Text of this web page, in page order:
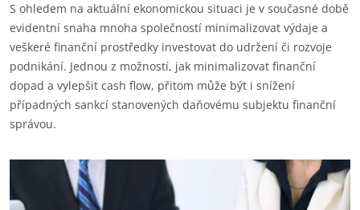
S ohledem na aktuální ekonomickou situaci je v současné době
evidentní snaha mnoha společností minimalizovat výdaje a
veškeré finanční prostředky investovat do udržení či rozvoje
podnikání. Jednou z možností, jak minimalizovat finanční
dopad a vylepšit cash flow, přitom může být i snížení
případných sankcí stanovených daňovému subjektu finanční
správou.